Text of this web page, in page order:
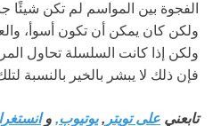
الفجوة بين المواسم لم تكن شيئًا
ولكن كان يمكن أن تكون أسوأ،
ولكن إذا كانت السلسلة تحاول
فإن ذلك لا يبشر بالخير بالنسبة
تابعني على تويتر ,يوتيوب, و